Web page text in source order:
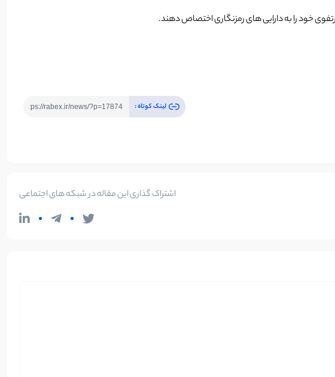
لینک کوتاه :
اشتراک گذاری این مقاله در شبکه های اجتماعی